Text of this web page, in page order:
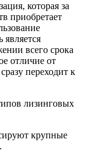
которая за
приобретает
всего срока
отличие от
переходит к
лизинговых
крупные